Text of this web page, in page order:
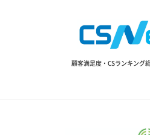
顧客満足度・CSランキング